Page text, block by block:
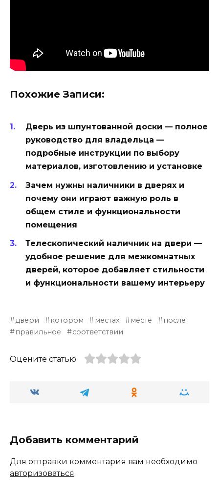
Похожие Записи:
Дверь из шпунтованной доски — полное
руководство для владельца —
подробные инструкции по выбору
материалов, изготовлению и установке
Зачем нужны наличники в дверях и
почему они играют важную роль в
общем стиле и функциональности
помещения
Телескопический наличник на двери —
удобное решение для межкомнатных
дверей, которое добавляет стильности
и функциональности вашему интерьеру
двери котором местах месте
после
правильное
соответствии
Оцените статью
Добавить комментарий
Для отправки комментария вам необходимо
авторизоваться.